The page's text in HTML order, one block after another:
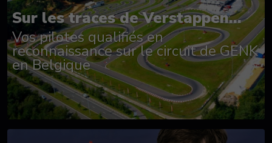
Sur les traces de Verstappen...
Vos pilotes qualifiés en
reconnaissance sur le circuit de GENK
en Belgique